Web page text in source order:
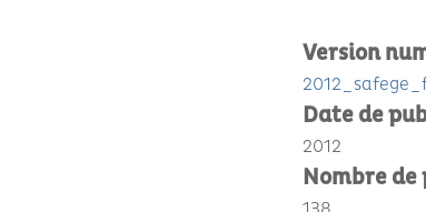
Version
Date de
2012
Nombre de